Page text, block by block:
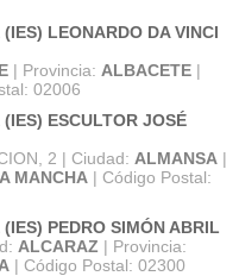
LEONARDO DA VINCI
| Provincia: ALBACETE |
02006
ESCULTOR JOSÉ
2 | Ciudad: ALMANSA |
MANCHA | Código Postal:
PEDRO SIMÓN ABRIL
ALCARAZ | Provincia:
| Código Postal: 02300